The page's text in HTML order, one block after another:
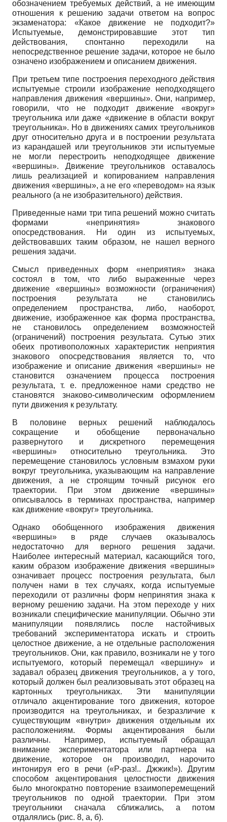
обозначением требуемых действий, а не имеющим
отношения к решению задачи ответом на вопрос
экзаменатора: «Какое движение не подходит?»
Испытуемые, демонстрировавшие этот тип
действования, спонтанно переходили на
непосредственное решение задачи, которое не было
означено изображением и описанием движения.
При третьем типе построения переходного действия
испытуемые строили изображение неподходящего
направления движения «вершины». Они, например,
говорили, что не подходит движение «вокруг»
треугольника или даже «движение в области вокруг
треугольника». Но в движениях самих треугольников
друг относительно друга и в построении результата
из карандашей или треугольников эти испытуемые
не могли перестроить неподходящее движение
«вершины». Движение треугольников оставалось
лишь реализацией и копированием направления
движения «вершины», а не его «переводом» на язык
реального (а не изобразительного) действия.
Приведенные нами три типа решений можно считать
формами «непринятия» знакового
опосредствования. Ни один из испытуемых,
действовавших таким образом, не нашел верного
решения задачи.
Смысл приведенных форм «неприятия» знака
состоял в том, что либо выраженные через
движение «вершины» возможности (ограничения)
построения результата не становились
определением пространства, либо, наоборот,
движение, изображенное как форма пространства,
не становилось определением возможностей
(ограничений) построения результата. Сутью этих
обеих противоположных характеристик неприятия
знакового опосредствования является то, что
изображение и описание движения «вершины» не
становится означением процесса построения
результата, т. е. предложенное нами средство не
становятся знаково-символическим оформлением
пути движения к результату.
В половине верных решений наблюдалось
сокращение и обобщение первоначально
развернутого и дискретного перемещения
«вершины» относительно треугольника. Это
перемещение становилось условным взмахом руки
вокруг треугольника, указывающим на направление
движения, а не строящим точный рисунок его
траектории. При этом движение «вершины»
описывалось в терминах пространства, например
как движение «вокруг» треугольника.
Однако обобщенного изображения движения
«вершины» в ряде случаев оказывалось
недостаточно для верного решения задачи.
Наиболее интересный материал, касающийся того,
каким образом изображение движения «вершины»
означивает процесс построения результата, был
получен нами в тех случаях, когда испытуемые
переходили от различны форм непринятия знака к
верному решению задачи. На этом переходе у них
возникали специфические манипуляции. Обычно эти
манипуляции появлялись после настойчивых
требований экспериментатора искать и строить
целостное движение, а не отдельные расположения
треугольников. Они, как правило, возникали не у того
испытуемого, который перемещал «вершину» и
задавал образец движения треугольников, а у того,
который должен был реализовывать этот образец на
картонных треугольниках. Эти манипуляции
отличало акцентирование того движения, которое
производится на треугольниках, и безразличие к
существующим «внутри» движения отдельным их
расположениям. Формы акцентирования были
различны. Например, испытуемый обращал
внимание экспериментатора или партнера на
движение, которое он производил, нарочито
интонируя его в речи («Р-раз!.. Джжик!»). Другим
способом акцентирования целостности движения
было многократно повторение взаимоперемещений
треугольников по одной траектории. При этом
треугольники сначала сближались, а потом
отдалялись (рис. 8, а, б).